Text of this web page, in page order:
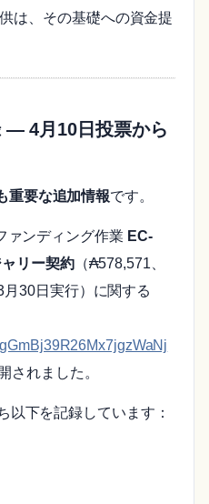
は、その基礎への資金提
― 4月10日投票から
重要な追加情報です。
ァンディング作業 EC-
リー契約（₳578,571、
30日実行）に関する
されました。
以下を記録しています：